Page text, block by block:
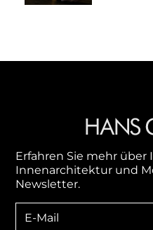
Erfahren Sie mehr über
Innenarchitektur und
Newsletter.